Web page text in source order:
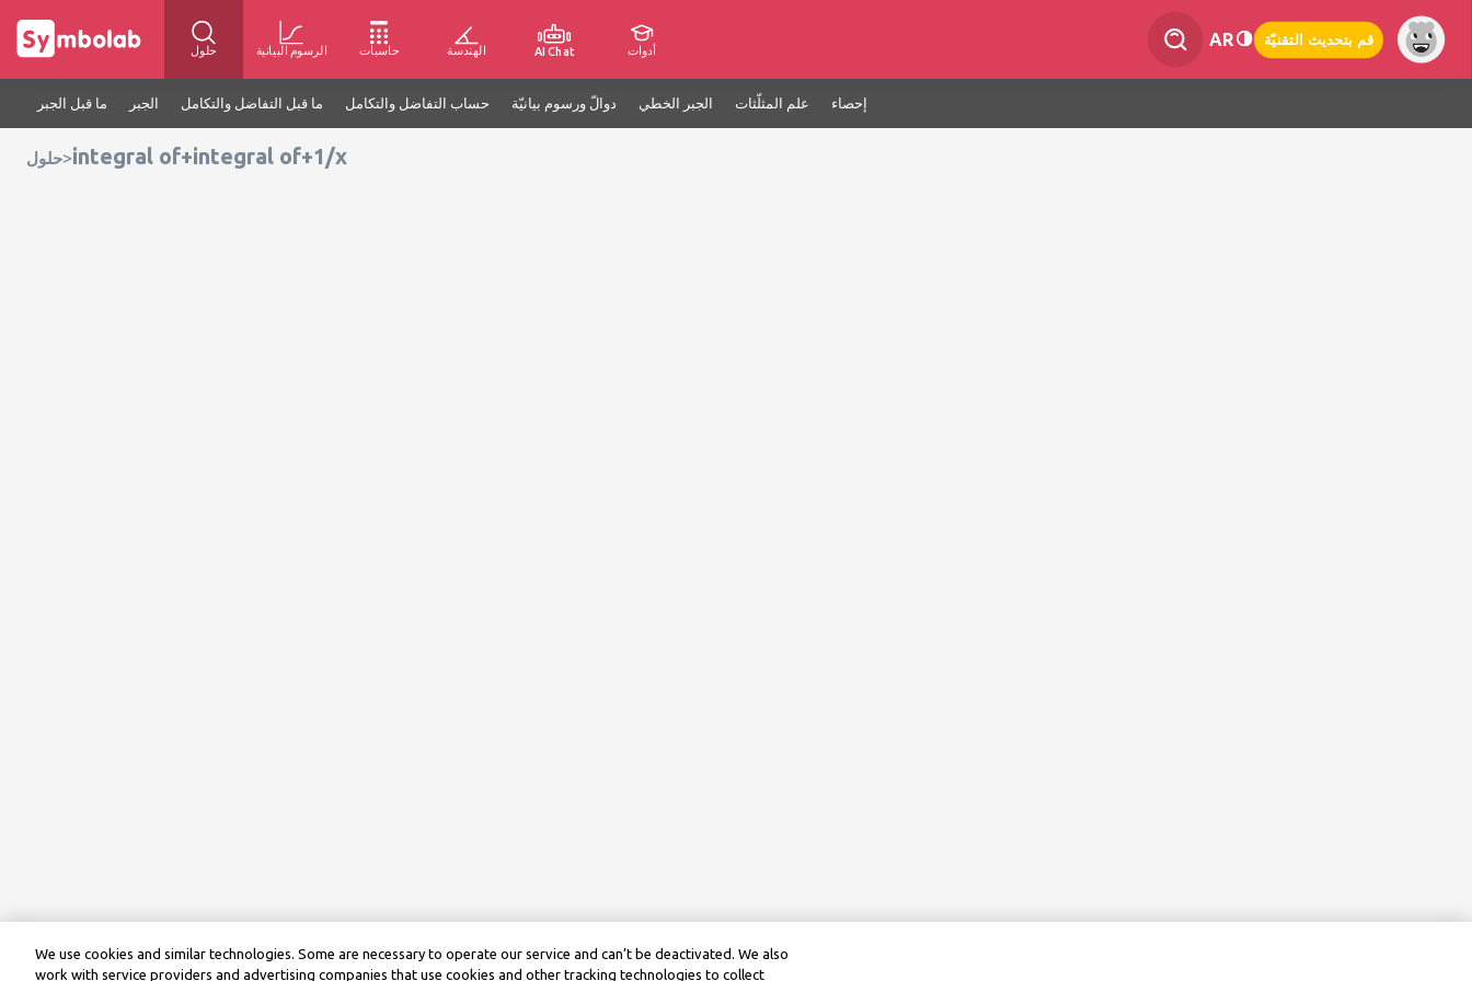
حلول الرسوم البيانية حاسبات الهندسة AI Chat أدوات
AR قم بتحديث التقنيّة
ما قبل الجبر الجبر ما قبل التفاضل والتكامل حساب التفاضل والتكامل دوالّ ورسوم بيانيّة الجبر الخطي علم المثلّثات إحصاء
حلول>integral of+integral of+1/x
We use cookies and similar technologies. Some are necessary to operate our service and can’t be deactivated. We also
work with service providers and advertising companies that use cookies and other tracking technologies to collect